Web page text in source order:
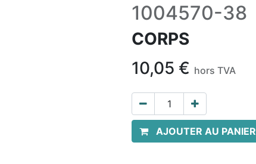
1004570-38
CORPS
10,05 € hors TVA
AJOUTER AU PANIER